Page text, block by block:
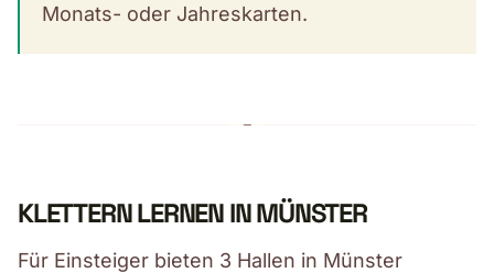
Monats- oder Jahreskarten.
KLETTERN LERNEN IN MÜNSTER
Für Einsteiger bieten 3 Hallen in Münster